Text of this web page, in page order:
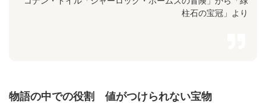
柱石の宝冠」より
物語の中での役割 値がつけられない宝物